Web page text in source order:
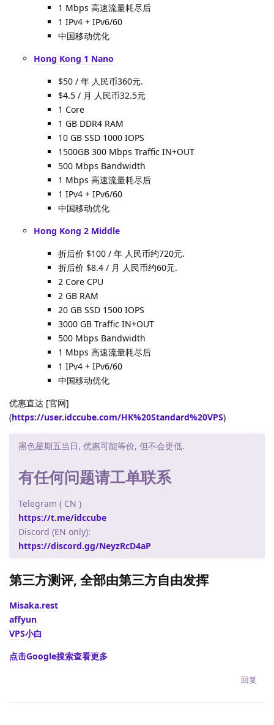
1 Mbps 高速流量耗尽后
1 IPv4 + IPv6/60
中国移动优化
Hong Kong 1 Nano
$50 / 年 人民币360元.
$4.5 / 月 人民币32.5元
1 Core
1 GB DDR4 RAM
10 GB SSD 1000 IOPS
1500GB 300 Mbps Traffic IN+OUT
500 Mbps Bandwidth
1 Mbps 高速流量耗尽后
1 IPv4 + IPv6/60
中国移动优化
Hong Kong 2 Middle
折后价 $100 / 年 人民币约720元.
折后价 $8.4 / 月 人民币约60元.
2 Core CPU
2 GB RAM
20 GB SSD 1500 IOPS
3000 GB Traffic IN+OUT
500 Mbps Bandwidth
1 Mbps 高速流量耗尽后
1 IPv4 + IPv6/60
中国移动优化
优惠直达 [官网]
(https://user.idccube.com/HK%20Standard%20VPS)
黑色星期五当日, 优惠可能等价, 但不会更低.
有任何问题请工单联系
Telegram ( CN )
https://t.me/idccube
Discord (EN only):
https://discord.gg/NeyzRcD4aP
第三方测评, 全部由第三方自由发挥
Misaka.rest
affyun
VPS小白
点击Google搜索查看更多
回复